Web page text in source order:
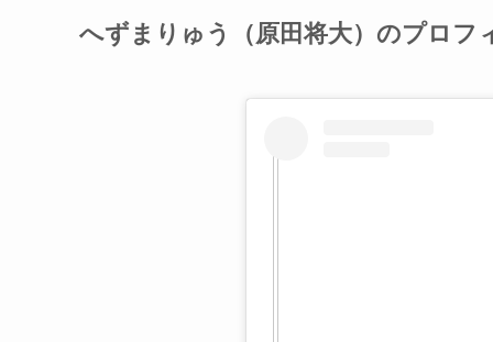
へずまりゅう（原田将大）のプロフ